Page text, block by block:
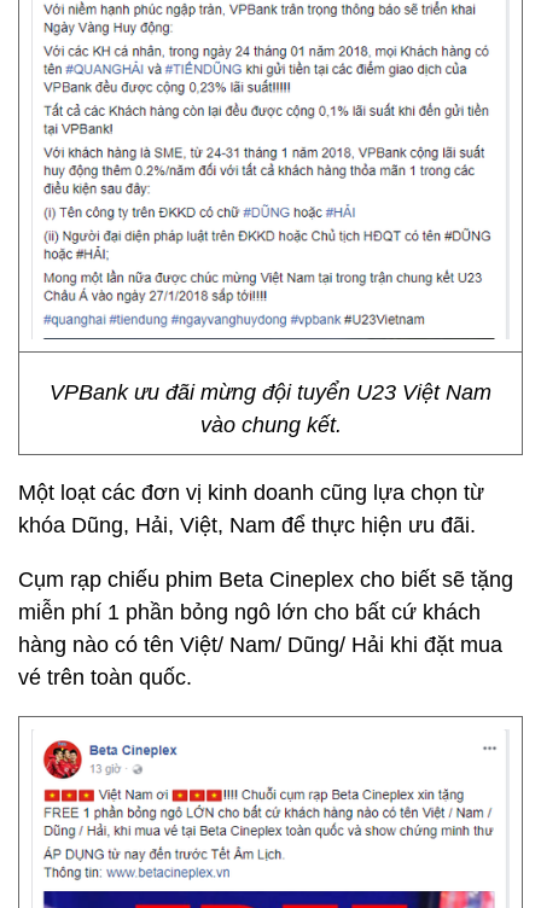
VPBank ưu đãi mừng đội tuyển U23 Việt Nam
vào chung kết.
Một loạt các đơn vị kinh doanh cũng lựa chọn từ
khóa Dũng, Hải, Việt, Nam để thực hiện ưu đãi.
Cụm rạp chiếu phim Beta Cineplex cho biết sẽ tặng
miễn phí 1 phần bỏng ngô lớn cho bất cứ khách
hàng nào có tên Việt/ Nam/ Dũng/ Hải khi đặt mua
vé trên toàn quốc.